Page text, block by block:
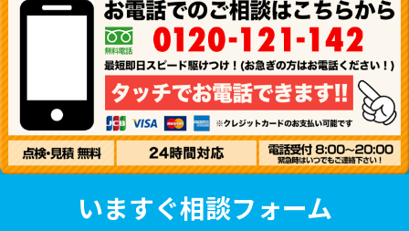
いますぐ相談フォーム